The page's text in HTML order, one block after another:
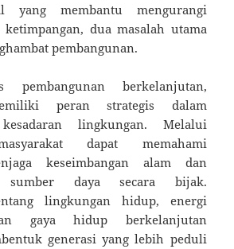
yang membantu mengurangi
dua masalah utama
pembangunan.
pembangunan berkelanjutan,
peran strategis dalam
lingkungan. Melalui
dapat memahami
keseimbangan alam dan
sumber daya secara bijak.
lingkungan hidup, energi
gaya hidup berkelanjutan
generasi yang lebih peduli